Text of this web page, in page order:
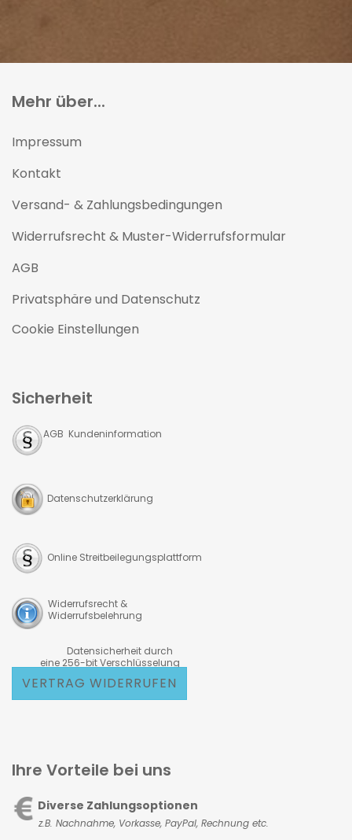
Mehr über...
Impressum
Kontakt
Versand- & Zahlungsbedingungen
Widerrufsrecht & Muster-Widerrufsformular
AGB
Privatsphäre und Datenschutz
Cookie Einstellungen
Sicherheit
AGB Kundeninformation
Datenschutzerklärung
Online Streitbeilegungsplattform
Widerrufsrecht &
Widerrufsbelehrung
Datensicherheit durch
eine 256-bit Verschlüsselung
VERTRAG WIDERRUFEN
Ihre Vorteile bei uns
Diverse Zahlungsoptionen
z.B. Nachnahme, Vorkasse, PayPal, Rechnung etc.